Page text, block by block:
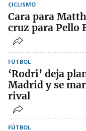
CICLISMO
Cara para
cruz para Pello
FÚTBOL
‘Rodri’ deja
Madrid y se
rival
FÚTBOL